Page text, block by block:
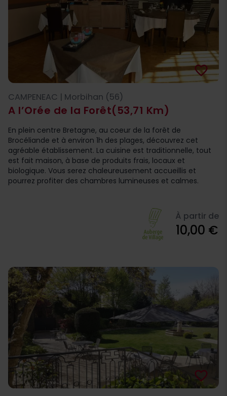
A l’Orée de la Forêt(53,71 Km)
favorite_border
CAMPENEAC | Morbihan (56)
En plein centre Bretagne, au coeur de la forêt de
Brocéliande et à environ 1h des plages, découvrez cet
agréable établissement. La cuisine est traditionnelle, tout
est fait maison, à base de produits frais, locaux et
biologique. Vous serez chaleureusement accueillis et
pourrez profiter des chambres lumineuses et calmes.
À partir de
10,00 €
favorite_border